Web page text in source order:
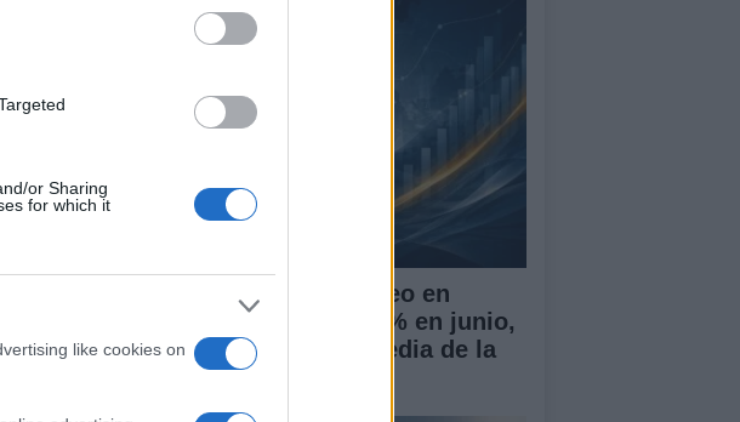
or Sharing
for which it
like cookies on
entre las
de
más
y sirven
en el
La tasa de desempleo en
España baja al 10,1% en junio,
por encima de la media de la